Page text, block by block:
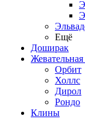
Ещё
Доширак
Орбит
Холлс
Дирол
Рондо
Клины